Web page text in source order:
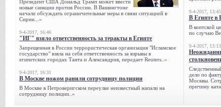
Президент США Дональд Трамп может ввести
новые санкции против России. В Вашингтоне
начали обсуждать ограничительные меры в связи ситуацией в
Сирии...»
9-4-2017, 16:46
"ИГ" взяло ответственность за теракты в Египте
Запрещенная в России террористическая организация "Исламское
государство" взяла на себя ответственность за взрывы в
египетских городах Танта и Александрия, передает Reuters..»
9-4-2017, 16:31
В Москве ножом ранили сотрудницу полиции
В Москве в Петроверигском переулке неизвестный напали на
сотрудницу полиции..»
9-4-2017, 13:45
В Египте в
В коптской
по случаю
9-4-2017, 13:13
дело по
Москвы.
причину